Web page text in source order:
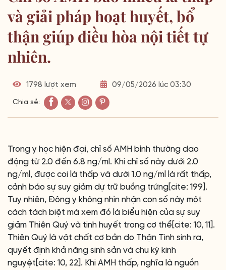
và giải pháp hoạt huyết, bổ
thận giúp điều hòa nội tiết tự
nhiên.
1798 lượt xem 09/05/2026 lúc 03:30
Chia sẻ:
Trong y học hiện đại, chỉ số AMH bình thường dao
động từ 2.0 đến 6.8 ng/ml. Khi chỉ số này dưới 2.0
ng/ml, được coi là thấp và dưới 1.0 ng/ml là rất thấp,
cảnh báo sự suy giảm dự trữ buồng trứng[cite: 199].
Tuy nhiên, Đông y không nhìn nhận con số này một
cách tách biệt mà xem đó là biểu hiện của sự suy
giảm Thiên Quý và tinh huyết trong cơ thể[cite: 10, 11].
Thiên Quý là vật chất cơ bản do Thận Tinh sinh ra,
quyết định khả năng sinh sản và chu kỳ kinh
nguyệt[cite: 10, 22]. Khi AMH thấp, nghĩa là nguồn